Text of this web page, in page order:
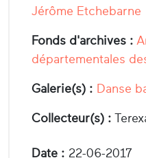
Jérôme Etchebarne
Fonds d'archives :
départementales
Galerie(s) : Danse
Collecteur(s) :
Date : 22-06-2017